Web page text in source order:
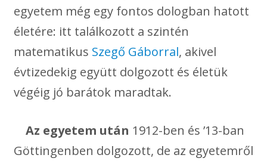
egyetem még egy fontos dologban hatott
életére: itt találkozott a szintén
matematikus Szegő Gáborral, akivel
évtizedekig együtt dolgozott és életük
végéig jó barátok maradtak.
Az egyetem után 1912-ben és ’13-ban
Göttingenben dolgozott, de az egyetemről